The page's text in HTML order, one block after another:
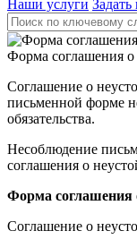
Наши услуги
Форма соглашения о
Соглашение о
письменной форме
обязательства.
Несоблюдение
соглашения о
Форма соглашения
Соглашение о